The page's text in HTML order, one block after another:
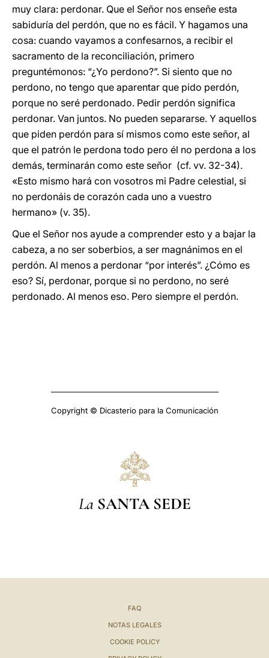
muy clara: perdonar. Que el Señor nos enseñe esta
sabiduría del perdón, que no es fácil. Y hagamos una
cosa: cuando vayamos a confesarnos, a recibir el
sacramento de la reconciliación, primero
preguntémonos: “¿Yo perdono?”. Si siento que no
perdono, no tengo que aparentar que pido perdón,
porque no seré perdonado. Pedir perdón significa
perdonar. Van juntos. No pueden separarse. Y aquellos
que piden perdón para sí mismos como este señor, al
que el patrón le perdona todo pero él no perdona a los
demás, terminarán como este señor (cf. vv. 32-34).
«Esto mismo hará con vosotros mi Padre celestial, si
no perdonáis de corazón cada uno a vuestro
hermano» (v. 35).
Que el Señor nos ayude a comprender esto y a bajar la
cabeza, a no ser soberbios, a ser magnánimos en el
perdón. Al menos a perdonar “por interés”. ¿Cómo es
eso? Sí, perdonar, porque si no perdono, no seré
perdonado. Al menos eso. Pero siempre el perdón.
Copyright © Dicasterio para la Comunicación
La SANTA SEDE
FAQ
NOTAS LEGALES
COOKIE POLICY